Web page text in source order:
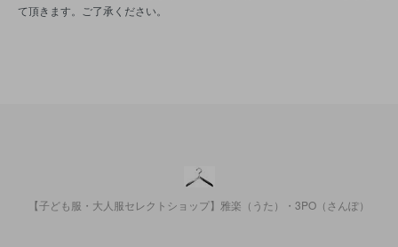
て頂きます。ご了承ください。
【子ども服・大人服セレクトショップ】雅楽（うた）・3PO（さんぽ）